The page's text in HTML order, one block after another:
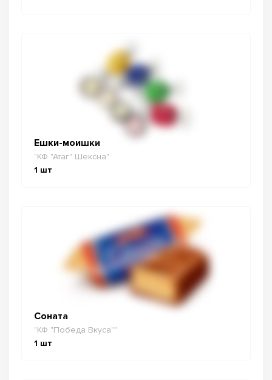
Ешки-моишки
"КФ "Атаг" Шексна"
1 шт
Соната
"КФ "Победа Вкуса""
1 шт